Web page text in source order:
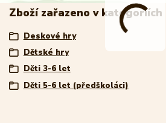
Zboží zařazeno v kategoriích
Deskové hry
Dětské hry
Děti 3-6 let
Děti 5-6 let (předškoláci)